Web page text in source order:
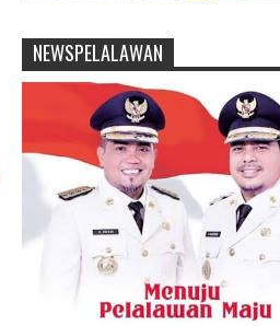
NEWSPELALAWAN